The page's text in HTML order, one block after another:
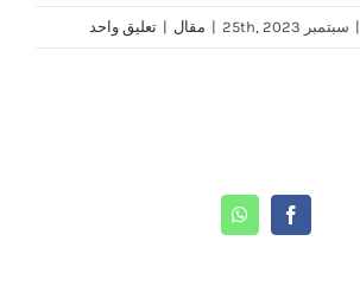
| سبتمبر 25th, 2023 | مقال | تعليق واحد
Facebook
WhatsApp